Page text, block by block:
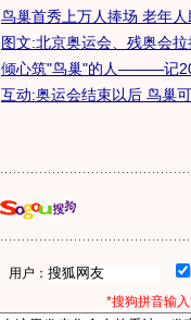
鸟巢首秀上万人捧场 老年人
图文:北京奥运会、残奥会
倾心筑"鸟巢"的人———记
互动:奥运会结束以后 鸟巢
用户：
*搜狗拼音输